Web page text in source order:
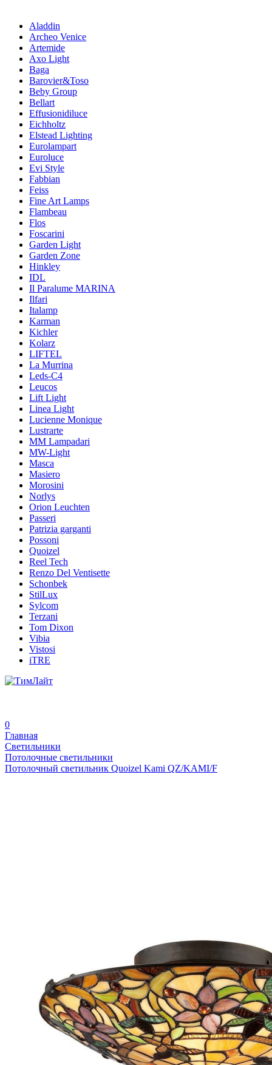
Aladdin
Archeo Venice
Artemide
Axo Light
Baga
Barovier&Toso
Beby Group
Bellart
Effusionidiluce
Eichholtz
Elstead Lighting
Eurolampart
Euroluce
Evi Style
Fabbian
Feiss
Fine Art Lamps
Flambeau
Flos
Foscarini
Garden Light
Garden Zone
Hinkley
IDL
Il Paralume MARINA
Ilfari
Italamp
Karman
Kichler
Kolarz
LIFTEL
La Murrina
Leds-C4
Leucos
Lift Light
Linea Light
Lucienne Monique
Lustrarte
MM Lampadari
MW-Light
Masca
Masiero
Morosini
Norlys
Orion Leuchten
Passeri
Patrizia garganti
Possoni
Quoizel
Reel Tech
Renzo Del Ventisette
Schonbek
StilLux
Sylcom
Terzani
Tom Dixon
Vibia
Vistosi
iTRE
0
Главная
Светильники
Потолочные светильники
Потолочный светильник Quoizel Kami QZ/KAMI/F